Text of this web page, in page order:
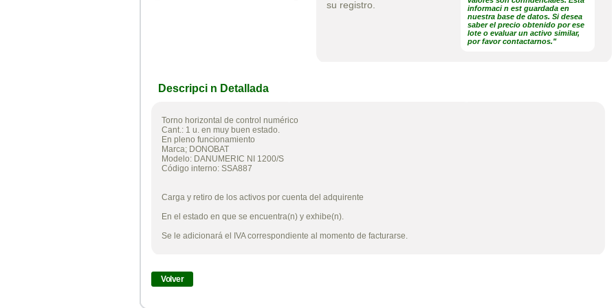
su registro.
informaci n est guardada en
nuestra base de datos. Si desea
saber el precio obtenido por ese
lote o evaluar un activo similar,
por favor contactarnos."
Descripci n Detallada
Torno horizontal de control numérico
Cant.: 1 u. en muy buen estado.
En pleno funcionamiento
Marca; DONOBAT
Modelo: DANUMERIC NI 1200/S
Código interno: SSA887
Carga y retiro de los activos por cuenta del adquirente
En el estado en que se encuentra(n) y exhibe(n).
Se le adicionará el IVA correspondiente al momento de facturarse.
Volver